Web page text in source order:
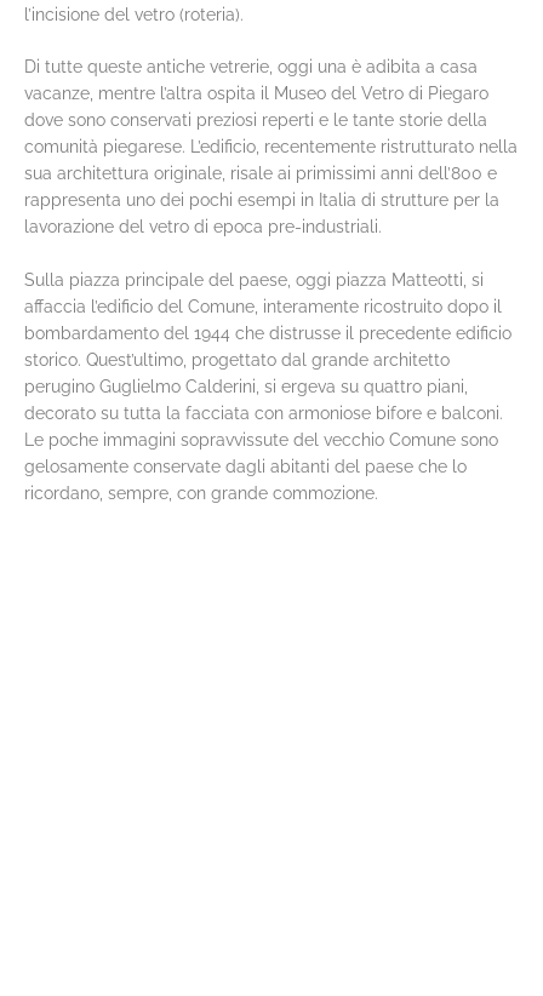
l’incisione del vetro (roteria).
Di tutte queste antiche vetrerie, oggi una è adibita a casa
vacanze, mentre l’altra ospita il Museo del Vetro di Piegaro
dove sono conservati preziosi reperti e le tante storie della
comunità piegarese. L’edificio, recentemente ristrutturato nella
sua architettura originale, risale ai primissimi anni dell’800 e
rappresenta uno dei pochi esempi in Italia di strutture per la
lavorazione del vetro di epoca pre-industriali.
Sulla piazza principale del paese, oggi piazza Matteotti, si
affaccia l’edificio del Comune, interamente ricostruito dopo il
bombardamento del 1944 che distrusse il precedente edificio
storico. Quest’ultimo, progettato dal grande architetto
perugino Guglielmo Calderini, si ergeva su quattro piani,
decorato su tutta la facciata con armoniose bifore e balconi.
Le poche immagini sopravvissute del vecchio Comune sono
gelosamente conservate dagli abitanti del paese che lo
ricordano, sempre, con grande commozione.